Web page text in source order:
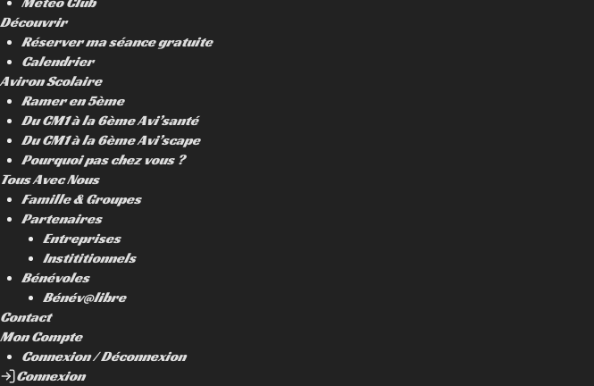
Découvrir
Réserver ma séance gratuite
Calendrier
Aviron Scolaire
Ramer en 5ème
Du CM1 à la 6ème Avi’santé
Du CM1 à la 6ème Avi’scape
Pourquoi pas chez vous ?
Tous Avec Nous
Famille & Groupes
Partenaires
Entreprises
Instititionnels
Bénévoles
Bénév@libre
Contact
Mon Compte
Connexion / Déconnexion
Connexion